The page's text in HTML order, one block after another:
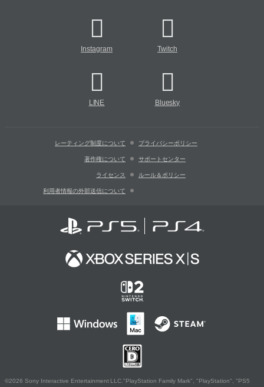
Instagram Twitch
LINE Bluesky
レーティング制度について プライバシーポリシー
著作権について サポートセンター
ライセンス ルール＆ポリシー
利用者情報の外部送信について
©2026 Sony Interactive Entertainment LLC."PlayStation Family Mark", "PlayStation", "PS5